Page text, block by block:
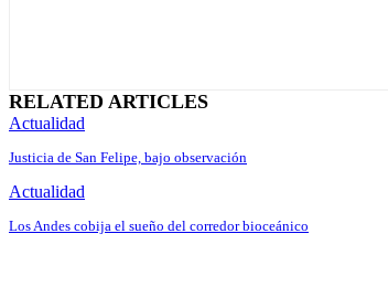
RELATED ARTICLES
Actualidad
Justicia de San Felipe, bajo observación
Actualidad
Los Andes cobija el sueño del corredor bioceánico